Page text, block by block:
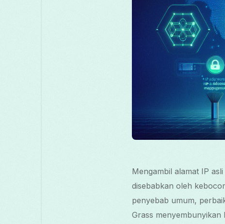
Mengambil alamat IP
disebabkan oleh
penyebab umum,
Grass menyembunyikan